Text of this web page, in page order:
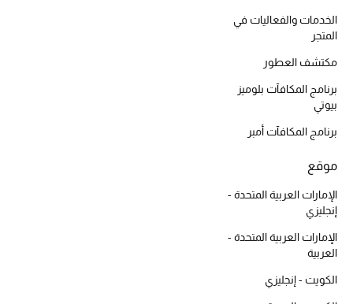
الموسم الجديد
أحذية النسائية
أحذية للأطفال
أبرز المصممين
الخدمات والفعاليات في
المتجر
مكتشف العطور
برنامج المكافآت بلوميز
بيوتي
برنامج المكافآت أمبر
موقع
الإمارات العربية المتحدة -
إنجليزي
الإمارات العربية المتحدة -
العربية
الكويت - إنجليزي